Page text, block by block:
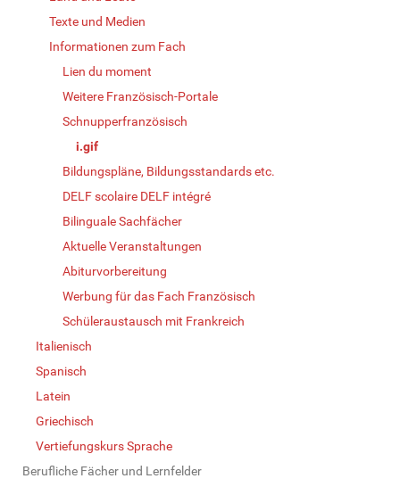
Texte und Medien
Informationen zum Fach
Lien du moment
Weitere Französisch-Portale
Schnupperfranzösisch
i.gif
Bildungspläne, Bildungsstandards etc.
DELF scolaire DELF intégré
Bilinguale Sachfächer
Aktuelle Veranstaltungen
Abiturvorbereitung
Werbung für das Fach Französisch
Schüleraustausch mit Frankreich
Italienisch
Spanisch
Latein
Griechisch
Vertiefungskurs Sprache
Berufliche Fächer und Lernfelder